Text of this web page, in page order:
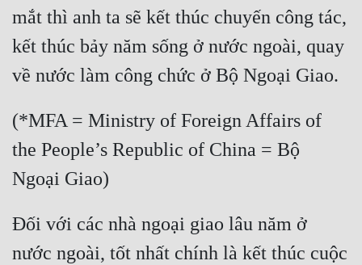
mắt thì anh ta sẽ kết thúc chuyến công tác,
kết thúc bảy năm sống ở nước ngoài, quay
về nước làm công chức ở Bộ Ngoại Giao.
(*MFA = Ministry of Foreign Affairs of
the People’s Republic of China = Bộ
Ngoại Giao)
Đối với các nhà ngoại giao lâu năm ở
nước ngoài, tốt nhất chính là kết thúc cuộc